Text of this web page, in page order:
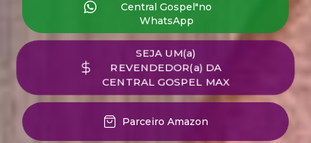
Central Gospel"no
WhatsApp
SEJA UM(a)
REVENDEDOR(a) DA
CENTRAL GOSPEL MAX
Parceiro Amazon